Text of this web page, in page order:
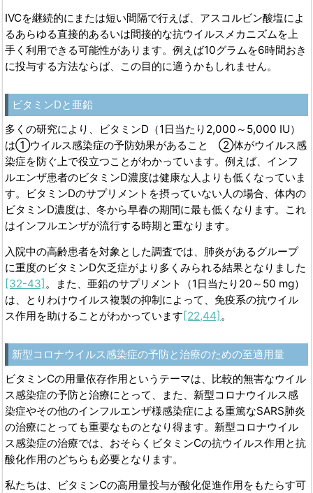
IVCを継続的にまたは短い間隔で行えば、アスコルビン酸塩によ
るあらゆる直接的あるいは間接的な抗ウイルスメカニズムを上
手く利用できる可能性があります。例えば10グラムを6時間おき
に投与する方法ならば、この目的に適うかもしれません。
ビタミンDと亜鉛
多くの研究により、ビタミンD（1日当たり2,000～5,000 IU）
は①ウイルス感染症の予防効果があること ②体がウイルス感
染症を防ぐ上で役立つことがわかっています。例えば、インフ
ルエンザ患者のビタミンD濃度は健康な人よりも低くなっていま
す。ビタミンDのサプリメントを摂っていない人の場合、体内の
ビタミンD濃度は、冬から早春の期間に最も低くなります。これ
はインフルエンザが流行する時期と重なります。
入院中の高齢患者を対象とした調査では、肺炎があるグループ
に重度のビタミンD欠乏症がより多くみられる結果となりました
[32-43] 。また、亜鉛のサプリメント（1日当たり20～50 mg）
は、とりわけウイルス複製の抑制によって、免疫系の抗ウイル
ス作用を助けることがわかっています [22,44] 。
新型コロナウイルス感染症の予防と治療のための至適用量
ビタミンCの用量依存作用というテーマは、比較的無害なウイル
ス感染症の予防と治療にとって、また、新型コロナウイルス感
染症やその他のインフルエンザ様感染症による重篤なSARS肺炎
の治療にとっても重要なものとなり得ます。新型コロナウイル
ス感染症の治療では、おそらくビタミンCの抗ウイルス作用と抗
酸化作用のどちらも必要となります。
私たちは、ビタミンCの高用量投与が酸化促進作用をもたらす可